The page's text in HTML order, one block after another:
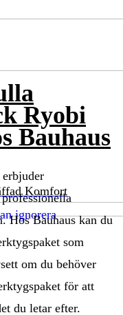
Komfort
Ryobi
Bauhaus
Hos Bauhaus kan du
som
om du behöver
för att
du letar efter.